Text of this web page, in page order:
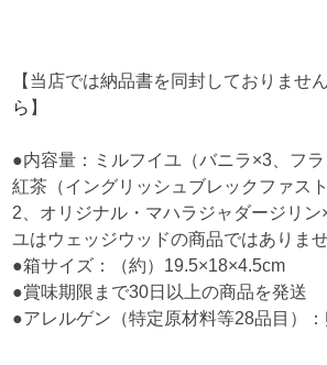
【当店では納品書を同封しておりませ
ら 】
●内容量：ミルフイユ（バニラ×3、フラ
紅茶（イングリッシュブレックファス
2、オリジナル・マハラジャダージリ
ユはウェッジウッドの商品ではありませ
●箱サイズ：（約）19.5×18×4.5cm
●賞味期限まで30日以上の商品を発送
●アレルゲン（特定原材料等28品目）